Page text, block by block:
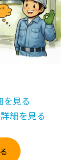
を見る
細を見る